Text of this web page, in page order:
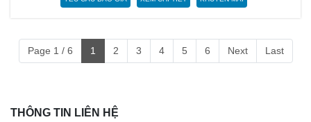
Page 1 / 6 1 2 3 4 5 6 Next Last
THÔNG TIN LIÊN HỆ